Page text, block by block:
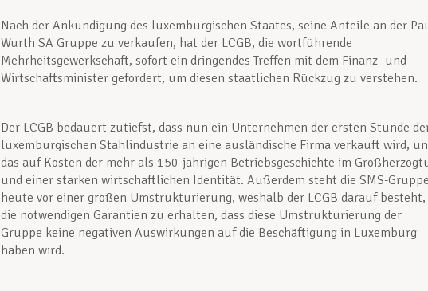
Nach der Ankündigung des luxemburgischen Staates, seine Anteile an der
Wurth SA Gruppe zu verkaufen, hat der LCGB, die wortführende
Mehrheitsgewerkschaft, sofort ein dringendes Treffen mit dem Finanz- und
Wirtschaftsminister gefordert, um diesen staatlichen Rückzug zu verstehen.
Der LCGB bedauert zutiefst, dass nun ein Unternehmen der ersten Stunde
luxemburgischen Stahlindustrie an eine ausländische Firma verkauft wird,
das auf Kosten der mehr als 150-jährigen Betriebsgeschichte im
und einer starken wirtschaftlichen Identität. Außerdem steht die SMS-
heute vor einer großen Umstrukturierung, weshalb der LCGB darauf besteht,
die notwendigen Garantien zu erhalten, dass diese Umstrukturierung der
Gruppe keine negativen Auswirkungen auf die Beschäftigung in Luxemburg
haben wird.